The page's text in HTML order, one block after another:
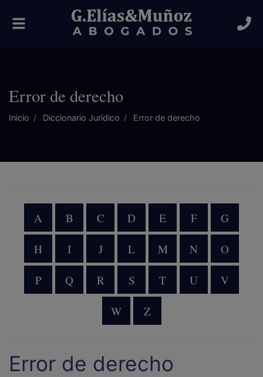
Alternar
navegación
Error de derecho
Inicio Diccionario Jurídico Error de derecho
A B C D E F G
H I J L M N O
P Q R S T U V
W Z
Error de derecho